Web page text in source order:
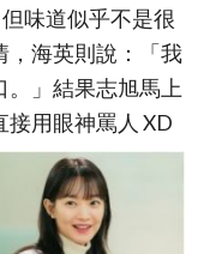
味道似乎不是很
，海英則說：「我
」結果志旭馬上
用眼神罵人 XD